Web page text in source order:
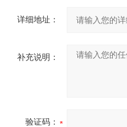
详细地址：
补充说明：
验证码：